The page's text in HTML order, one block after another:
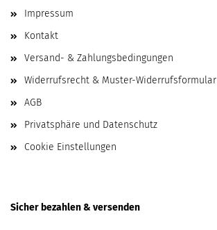
Impressum
Kontakt
Versand- & Zahlungsbedingungen
Widerrufsrecht & Muster-Widerrufsformular
AGB
Privatsphäre und Datenschutz
Cookie Einstellungen
Sicher bezahlen & versenden